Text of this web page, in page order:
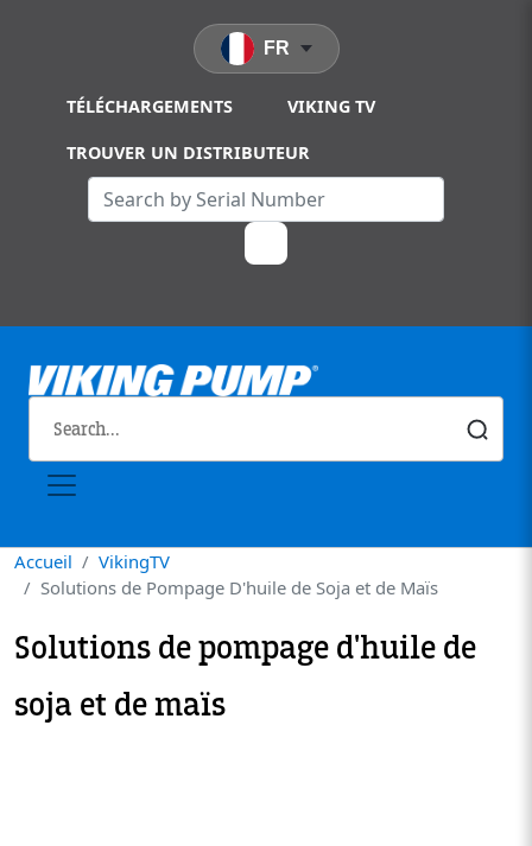
TÉLÉCHARGEMENTS VIKING TV
TROUVER UN DISTRIBUTEUR
FR
Accueil
VikingTV
Solutions de Pompage D'huile de Soja et de Maïs
Solutions de pompage d'huile de
soja et de maïs